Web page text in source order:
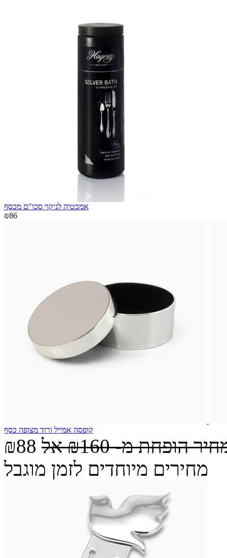
אמבטיה לניקוי סכו"ם מכסף
₪86
קופסה אמייל ורוד מצופה כסף
₪88 הופחת מ-₪160 אל
מחירים מיוחדים לזמן מוגבל